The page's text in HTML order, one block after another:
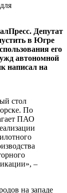
Депутат
в Югре
его
автономной
написал на
стол
По
ПАО
–
на западе